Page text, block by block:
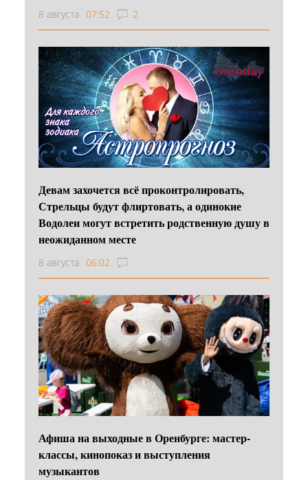
8 августа 07:52 2
Девам захочется всё проконтролировать,
Стрельцы будут флиртовать, а одинокие
Водолеи могут встретить родственную душу в
неожиданном месте
8 августа 06:02
Афиша на выходные в Оренбурге: мастер-
классы, кинопоказ и выступления
музыкантов